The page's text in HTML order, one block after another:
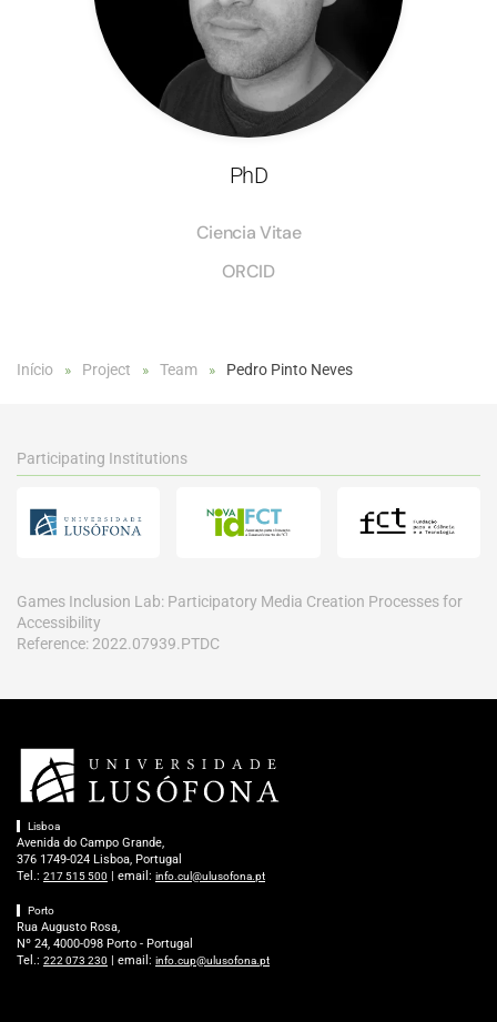
PhD
Ciencia Vitae
ORCID
Início Project Team Pedro Pinto Neves
Participating Institutions
Games Inclusion Lab: Participatory Media Creation Processes for
Accessibility
Reference: 2022.07939.PTDC
Lisboa
Avenida do Campo Grande,
376 1749-024 Lisboa, Portugal
Tel.: 217 515 500 | email: info.cul@ulusofona.pt
Porto
Rua Augusto Rosa,
Nº 24, 4000-098 Porto - Portugal
Tel.: 222 073 230 | email: info.cup@ulusofona.pt